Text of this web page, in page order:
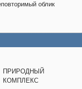
облик
ПРИРОДНЫЙ
КОМПЛЕКС